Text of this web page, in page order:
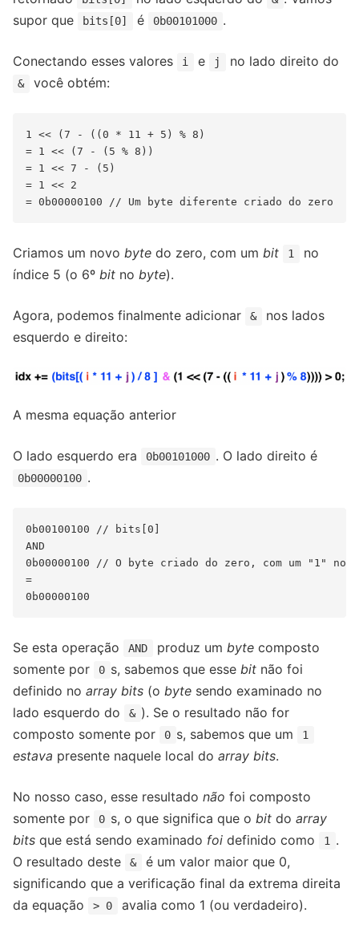
supor que
bits[0] é 0b00101000 .
Conectando esses valores i e j no lado direito do
& você obtém:
1 << (7 - ((0 * 11 + 5) % 8)
= 1 << (7 - (5 % 8))
= 1 << 7 - (5)
= 1 << 2
Criamos um novo byte do zero, com um bit 1
no
índice 5 (o 6º bit no byte).
Agora, podemos finalmente adicionar &
nos lados
esquerdo e direito:
A mesma equação anterior
O lado esquerdo era 0b00101000 . O lado direito é
0b00000100 .
0b00100100 // bits[0]
AND
0b00000100 // O byte criado do zero, com um "1"
=
Se esta operação AND produz um bytecomposto
somente por
0 s, sabemos que esse bitnão foi
definido no array bits (o byte sendo examinado no
lado esquerdo do
& ). Se o resultado não for
composto somente por
0 s, sabemos que um 1
estava presente naquele local do array bits.
No nosso caso, esse resultado não foi composto
somente por
0 s, o que significa que o bitdo array
bits que está sendo examinado foi definido como 1 .
O resultado deste
&
é um valor maior que 0,
significando que a verificação final da extrema direita
da equação
> 0 avalia como 1 (ou verdadeiro).